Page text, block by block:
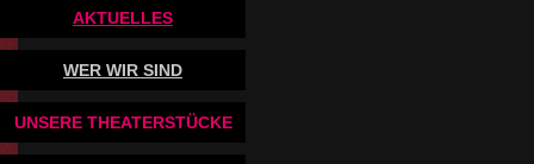
AKTUELLES
WER WIR SIND
UNSERE THEATERSTÜCKE